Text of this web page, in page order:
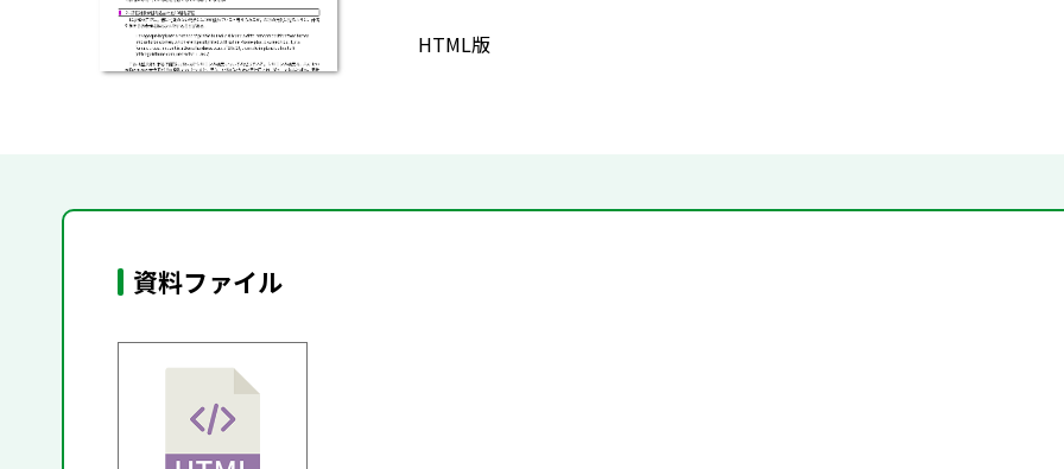
HTML版
資料ファイル